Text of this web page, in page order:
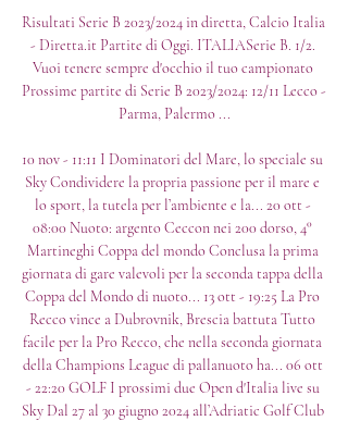
Risultati Serie B 2023/2024 in diretta, Calcio Italia
- Diretta.it Partite di Oggi. ITALIASerie B. 1/2.
Vuoi tenere sempre d'occhio il tuo campionato
Prossime partite di Serie B 2023/2024: 12/11 Lecco -
Parma, Palermo ...
10 nov - 11:11 I Dominatori del Mare, lo speciale su
Sky Condividere la propria passione per il mare e
lo sport, la tutela per l’ambiente e la... 20 ott -
08:00 Nuoto: argento Ceccon nei 200 dorso, 4°
Martineghi Coppa del mondo Conclusa la prima
giornata di gare valevoli per la seconda tappa della
Coppa del Mondo di nuoto... 13 ott - 19:25 La Pro
Recco vince a Dubrovnik, Brescia battuta Tutto
facile per la Pro Recco, che nella seconda giornata
della Champions League di pallanuoto ha... 06 ott
- 22:20 GOLF I prossimi due Open d'Italia live su
Sky Dal 27 al 30 giugno 2024 all’Adriatic Golf Club